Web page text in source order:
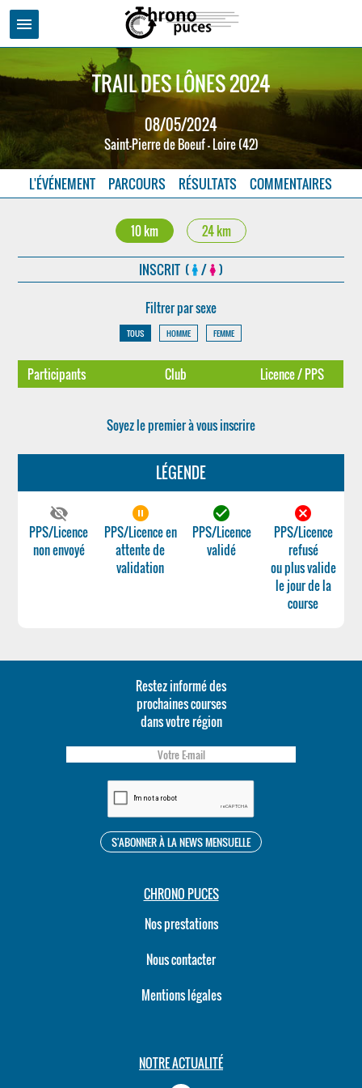
menu
TRAIL DES LÔNES 2024
08/05/2024
Saint-Pierre de Boeuf - Loire (42)
L'ÉVÉNEMENT PARCOURS RÉSULTATS COMMENTAIRES
10 km 24 km
INSCRIT ( / )
Filtrer par sexe
TOUS HOMME FEMME
Participants Club Licence / PPS
Soyez le premier à vous inscrire
LÉGENDE
visibility_off
PPS/Licence
non envoyé
pause_circle_filled
PPS/Licence en
attente de
validation
check_circle
PPS/Licence
validé
cancel
PPS/Licence
refusé
ou plus valide
le jour de la
course
Restez informé des
prochaines courses
dans votre région
CHRONO PUCES
Nos prestations
Nous contacter
Mentions légales
NOTRE ACTUALITÉ